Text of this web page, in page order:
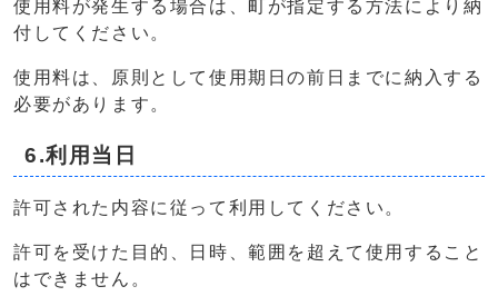
使用料が発生する場合は、町が指定する方法により納
付してください。
使用料は、原則として使用期日の前日までに納入する
必要があります。
6.利用当日
許可された内容に従って利用してください。
許可を受けた目的、日時、範囲を超えて使用すること
はできません。